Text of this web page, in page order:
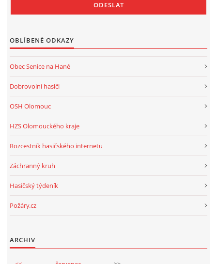
OBLÍBENÉ ODKAZY
Obec Senice na Hané
Dobrovolní hasiči
OSH Olomouc
HZS Olomouckého kraje
Rozcestník hasičského internetu
Záchranný kruh
Hasičský týdeník
Požáry.cz
ARCHIV